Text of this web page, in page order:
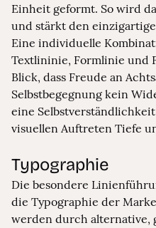
Einheit geformt. So wird
und stärkt den
Eine individuelle
Textlininie, Formlinie und
Blick, dass Freude an
Selbstbegegnung kein
eine
visuellen Auftreten Tiefe
Typographie
Die besondere
die Typographie der
werden durch alternative,